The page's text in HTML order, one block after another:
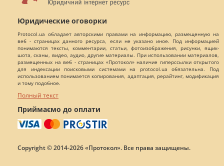
Юридические оговорки
Protocol.ua обладает авторскими правами на информацию, размещенную на
веб - страницах данного ресурса, если не указано иное. Под информацией
понимаются тексты, комментарии, статьи, фотоизображения, рисунки, ящик-
шота, сканы, видео, аудио, другие материалы. При использовании материалов,
размещенных на веб - страницах «Протокол» наличие гиперссылки открытого
для индексации поисковыми системами на protocol.ua обязательна. Под
использованием понимается копирования, адаптация, рерайтинг, модификация
и тому подобное.
Полный текст
Приймаємо до оплати
Copyright © 2014-2026 «Протокол». Все права защищены.